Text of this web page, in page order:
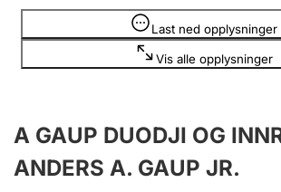
Flere organisasjonsformer
Årsregnskap
Innsending og forsinkelsesgebyr
Last ned opplysninger
Vis alle opplysninger
Opplysninger er skjult
A GAUP DUODJI OG
ANDERS A. GAUP JR.